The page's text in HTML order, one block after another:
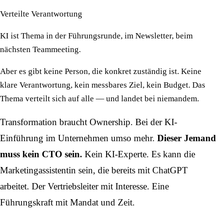
Verteilte Verantwortung
KI ist Thema in der Führungsrunde, im Newsletter, beim
nächsten Teammeeting.
Aber es gibt keine Person, die konkret zuständig ist. Keine
klare Verantwortung, kein messbares Ziel, kein Budget. Das
Thema verteilt sich auf alle — und landet bei niemandem.
Transformation braucht Ownership. Bei der KI-
Einführung im Unternehmen umso mehr. Dieser Jemand
muss kein CTO sein. Kein KI-Experte. Es kann die
Marketingassistentin sein, die bereits mit ChatGPT
arbeitet. Der Vertriebsleiter mit Interesse. Eine
Führungskraft mit Mandat und Zeit.